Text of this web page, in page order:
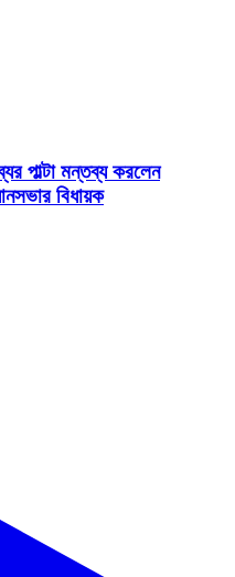
পাল্টা মন্তব্য করলেন
বিধায়ক